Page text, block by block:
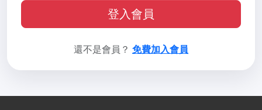
登入會員
還不是會員？ 免費加入會員